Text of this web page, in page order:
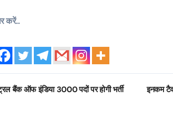
करें..
बैंक ऑफ इंडिया 3000 पदों पर होगी भर्ती
इनकम